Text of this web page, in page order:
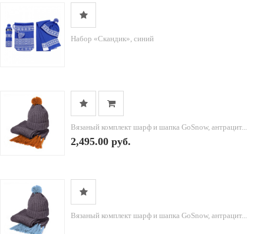
Набор «Скандик», синий
Вязаный комплект шарф и шапка GoSnow, антрацит...
2,495.00 руб.
Вязаный комплект шарф и шапка GoSnow, антрацит...